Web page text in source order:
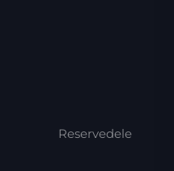
Reservedele